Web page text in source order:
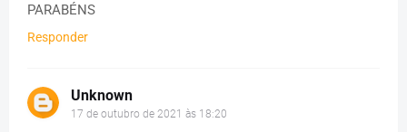
PARABÉNS
Responder
Unknown
17 de outubro de 2021 às 18:20